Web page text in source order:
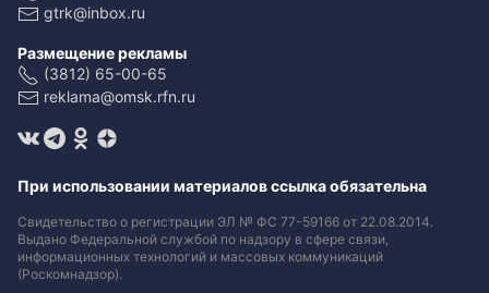
gtrk@inbox.ru
Размещение рекламы
(3812) 65-00-65
reklama@omsk.rfn.ru
При использовании материалов ссылка обязательна
Свидетельство о регистрации ЭЛ № ФС 77-59166 от 22.08.2014.
Выдано Федеральной службой по надзору в сфере связи,
информационных технологий и массовых коммуникаций
(Роскомнадзор).